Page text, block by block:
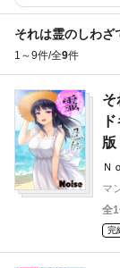
それは霊のしわざ
1～9件/全9件
版
Ｎ
マ
全
完